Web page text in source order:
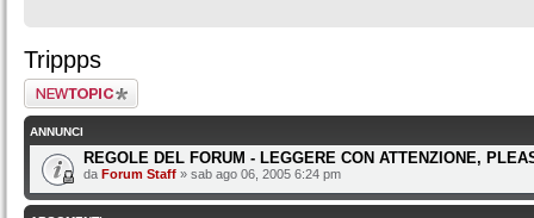
Trippps
Scrivi un nuovo
argomento
ANNUNCI
REGOLE DEL FORUM - LEGGERE CON ATTENZIONE,
da Forum Staff » sab ago 06, 2005 6:24 pm